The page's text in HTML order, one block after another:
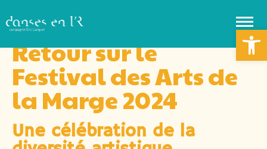
Ouvrir
Retour sur le
Festival des Arts de
la Marge 2024
Une célébration de la